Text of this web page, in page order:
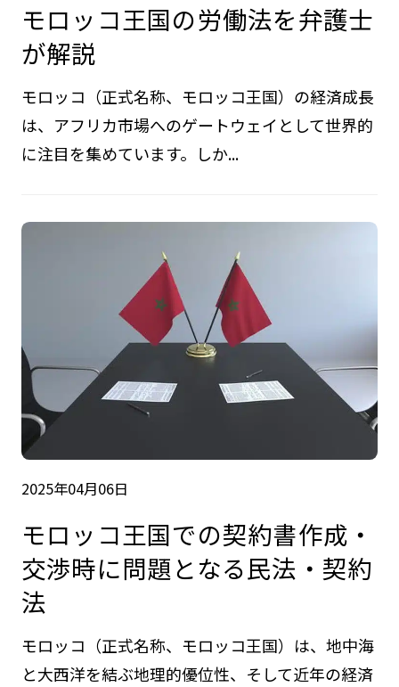
モロッコ王国の労働法を弁護士
が解説
モロッコ（正式名称、モロッコ王国）の経済成長
は、アフリカ市場へのゲートウェイとして世界的
に注目を集めています。しか...
2025年04月06日
モロッコ王国での契約書作成・
交渉時に問題となる民法・契約
法
モロッコ（正式名称、モロッコ王国）は、地中海
と大西洋を結ぶ地理的優位性、そして近年の経済